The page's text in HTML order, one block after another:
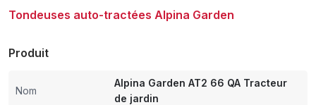
Tondeuses auto-tractées Alpina Garden
Produit
Nom
Alpina Garden AT2 66 QA Tracteur
de jardin